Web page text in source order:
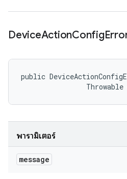
DeviceActionConfig
public
Throwable
พารามิเตอร์
message